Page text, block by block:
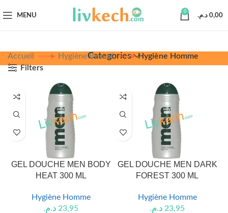
MENU
0
0,00 د.م.
Categories
Accueil Hygiène Beauté
Hygiène Homme
Filters
GEL DOUCHE MEN BODY
HEAT 300 ML
Hygiène Homme
23,95 د.م.
GEL DOUCHE MEN DARK
FOREST 300 ML
Hygiène Homme
23,95 د.م.